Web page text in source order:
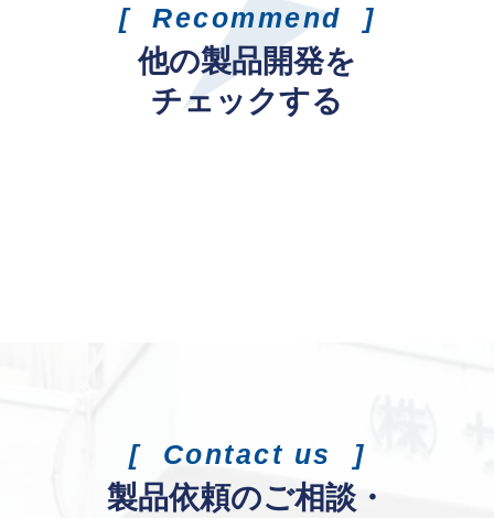
Recommend
他の製品開発を
チェックする
Contact us
製品依頼のご相談・